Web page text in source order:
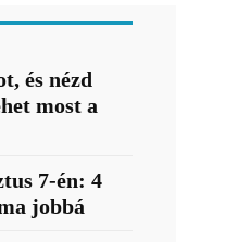
és nézd
most a
7-én: 4
jobbá